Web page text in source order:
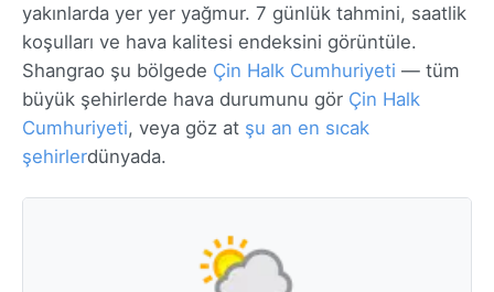
yakınlarda yer yer yağmur. 7 günlük tahmini, saatlik
koşulları ve hava kalitesi endeksini görüntüle.
Shangrao şu bölgede Çin Halk Cumhuriyeti — tüm
büyük şehirlerde hava durumunu gör Çin Halk
Cumhuriyeti, veya göz at şu an en sıcak
şehirlerdünyada.